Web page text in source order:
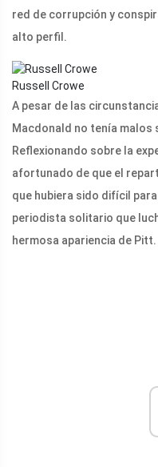
red de corrupción y
alto perfil.
Russell Crowe
A pesar de las
Macdonald no tenía malos
Reflexionando sobre la
afortunado de que el
que hubiera sido difícil
periodista solitario que
hermosa apariencia de Pitt.